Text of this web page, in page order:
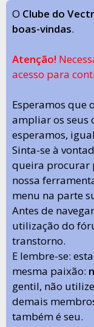
O Clube do
boas-vindas.
Atenção!
acesso para
Esperamos que
ampliar os seus
esperamos,
Sinta-se à
queira procurar
nossa
menu na parte
Antes de
utilização do
transtorno.
E lembre-se:
mesma paixão:
gentil, não
demais
também é seu.